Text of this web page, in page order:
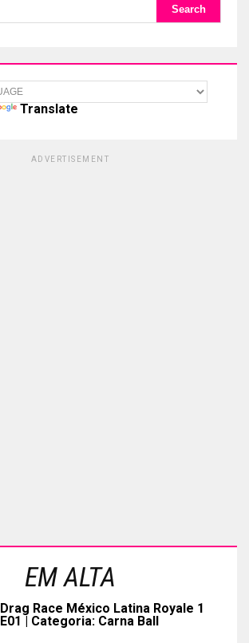
Translate
ADVERTISEMENT
EM ALTA
Drag Race México Latina Royale 1
E01 | Categoria: Carna Ball